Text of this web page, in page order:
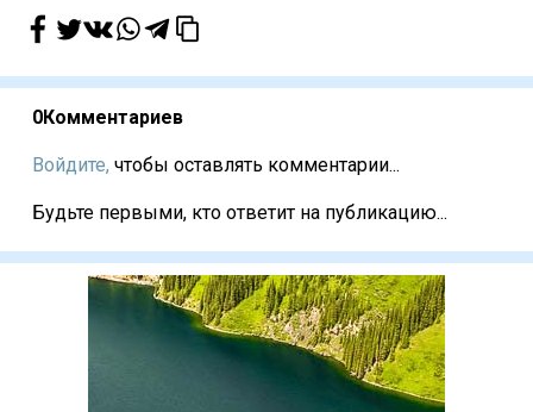
0Комментариев
Войдите, чтобы оставлять комментарии...
Будьте первыми, кто ответит на публикацию...